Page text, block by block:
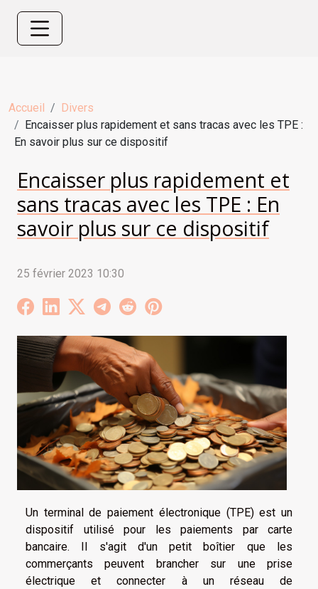
Accueil
Divers
Encaisser plus rapidement et sans tracas avec les TPE :
En savoir plus sur ce dispositif
Encaisser plus rapidement et
sans tracas avec les TPE : En
savoir plus sur ce dispositif
25 février 2023 10:30
Un terminal de paiement électronique (TPE) est un
dispositif utilisé pour les paiements par carte
bancaire. Il s'agit d'un petit boîtier que les
commerçants peuvent brancher sur une prise
électrique et connecter à un réseau de